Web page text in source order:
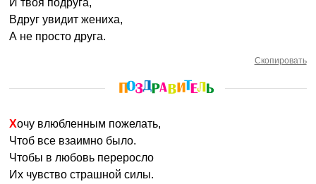
И твоя подруга,
Вдруг увидит жениха,
А не просто друга.
Скопировать
Хочу влюбленным пожелать,
Чтоб все взаимно было.
Чтобы в любовь переросло
Их чувство страшной силы.